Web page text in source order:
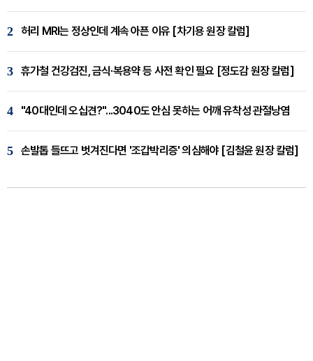
2 허리 MRI는 정상인데 계속 아픈 이유 [차기용 원장 칼럼]
3 휴가철 건강검진, 금식·복용약 등 사전 확인 필요 [정도감 원장 칼럼]
4 "40대인데 오십견?"...3040도 안심 못하는 어깨 유착성 관절낭염
5 손발톱 들뜨고 벗겨진다면 '조갑박리증' 의심해야 [김철윤 원장 칼럼]